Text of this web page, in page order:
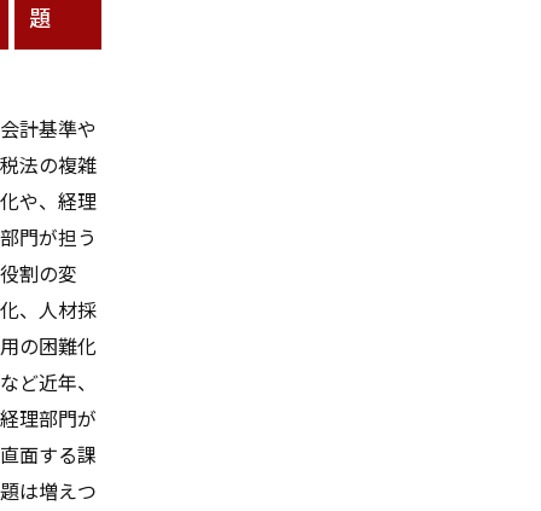
題
会計基準や
税法の複雑
化や、経理
部門が担う
役割の変
化、人材採
用の困難化
など近年、
経理部門が
直面する課
題は増えつ